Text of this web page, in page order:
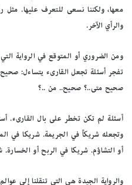
معها، ولكننا نسعى للتعرف عليها. مثل
والرأي الآخر.
ومن الضروري أو المتوقع في الرواية التي
تفجر أسئلة تجعل القارىء يتساءل:
صحيح متى..؟ صحيح.. من ..؟
أسئلة لم تكن تخطر على بال القارىء.
وتجعله شريكاً في الجريمة. شريكا في
أو التشاؤم. شريكا في الربح أو الخسارة.
والرواية الجيدة هي التي تنقلنا إلى